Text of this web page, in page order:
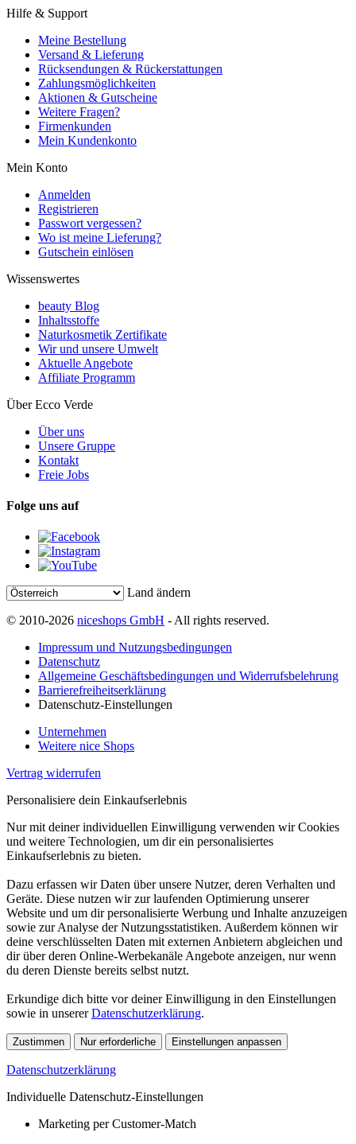
Hilfe & Support
Meine Bestellung
Versand & Lieferung
Rücksendungen & Rückerstattungen
Zahlungsmöglichkeiten
Aktionen & Gutscheine
Weitere Fragen?
Firmenkunden
Mein Kundenkonto
Mein Konto
Anmelden
Registrieren
Passwort vergessen?
Wo ist meine Lieferung?
Gutschein einlösen
Wissenswertes
beauty Blog
Inhaltsstoffe
Naturkosmetik Zertifikate
Wir und unsere Umwelt
Aktuelle Angebote
Affiliate Programm
Über Ecco Verde
Über uns
Unsere Gruppe
Kontakt
Freie Jobs
Folge uns auf
Land ändern
© 2010-2026 niceshops GmbH - All rights reserved.
Impressum und Nutzungsbedingungen
Datenschutz
Allgemeine Geschäftsbedingungen und Widerrufsbelehrung
Barrierefreiheitserklärung
Datenschutz-Einstellungen
Unternehmen
Weitere nice Shops
Vertrag widerrufen
Personalisiere dein Einkaufserlebnis
Nur mit deiner individuellen Einwilligung verwenden wir Cookies
und weitere Technologien, um dir ein personalisiertes
Einkaufserlebnis zu bieten.
Dazu erfassen wir Daten über unsere Nutzer, deren Verhalten und
Geräte. Diese nutzen wir zur laufenden Optimierung unserer
Website und um dir personalisierte Werbung und Inhalte anzuzeigen
sowie zur Analyse der Nutzungsstatistiken. Außerdem können wir
deine verschlüsselten Daten mit externen Anbietern abgleichen und
dir über deren Online-Werbekanäle Angebote anzeigen, nur wenn
du deren Dienste bereits selbst nutzt.
Erkundige dich bitte vor deiner Einwilligung in den Einstellungen
sowie in unsererDatenschutzerklärung.
Zustimmen Nur erforderliche Einstellungen anpassen
Datenschutzerklärung
Individuelle Datenschutz-Einstellungen
Marketing per Customer-Match